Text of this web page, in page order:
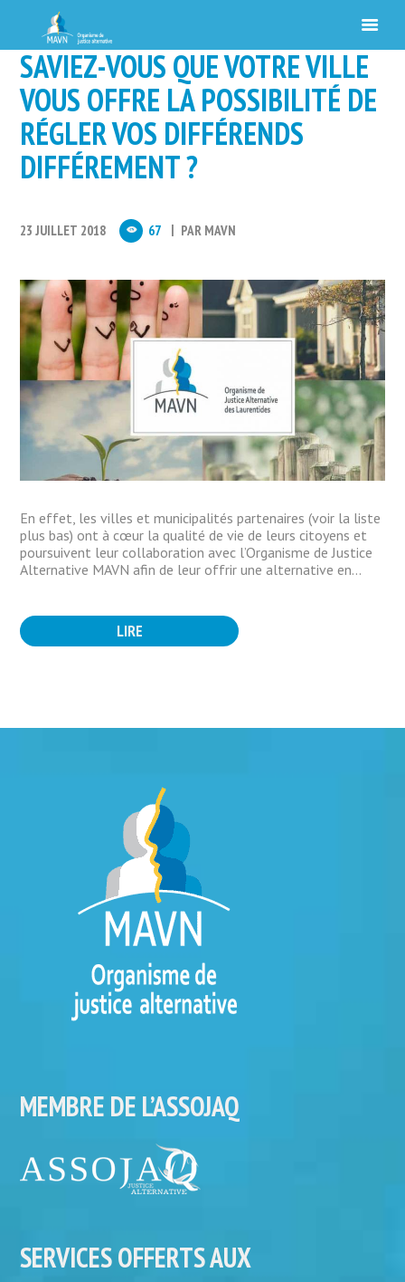
SAVIEZ-VOUS QUE VOTRE VILLE
VOUS OFFRE LA POSSIBILITÉ DE
RÉGLER VOS DIFFÉRENDS
DIFFÉREMENT ?
23 JUILLET 2018 67 PAR MAVN
En effet, les villes et municipalités partenaires (voir la liste
plus bas) ont à cœur la qualité de vie de leurs citoyens et
poursuivent leur collaboration avec l’Organisme de Justice
Alternative MAVN afin de leur offrir une alternative en...
LIRE
MEMBRE DE L’ASSOJAQ
SERVICES OFFERTS AUX